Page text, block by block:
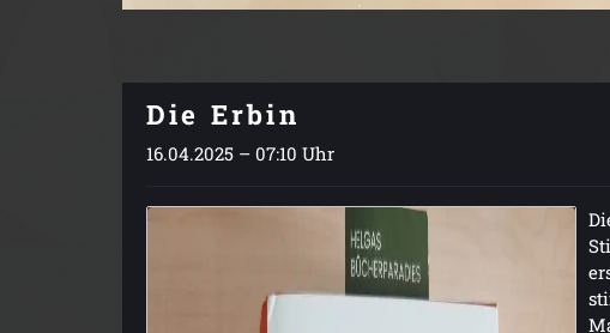
Die Erbin
16.04.2025 – 07:10 Uhr